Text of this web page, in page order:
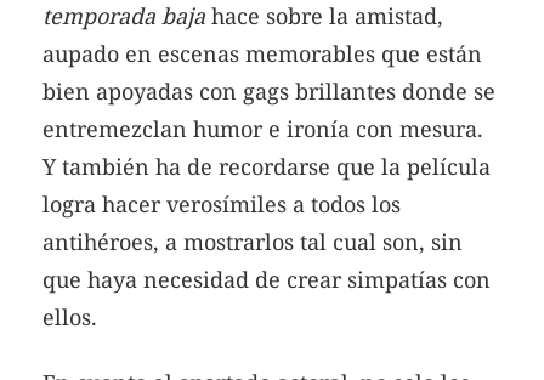
temporada baja hace sobre la amistad,
aupado en escenas memorables que están
bien apoyadas con gags brillantes donde se
entremezclan humor e ironía con mesura.
Y también ha de recordarse que la película
logra hacer verosímiles a todos los
antihéroes, a mostrarlos tal cual son, sin
que haya necesidad de crear simpatías con
ellos.